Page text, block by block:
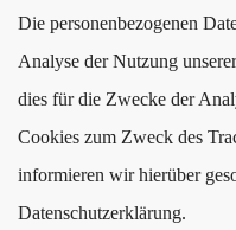
Die personenbezogenen
Analyse der Nutzung
dies für die Zwecke der
Cookies zum Zweck des
informieren wir hierüber
Datenschutzerklärung.